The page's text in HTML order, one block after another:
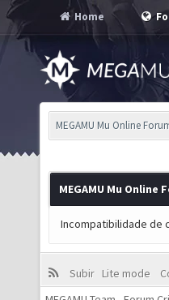
Home
MEGAMU Mu Online
MEGAMU Mu Online
Incompatibilidade de
Subir Lite mode